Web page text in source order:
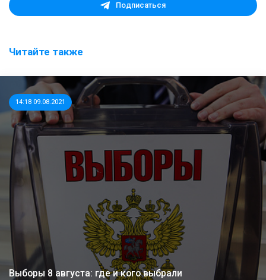
Подписаться
Читайте также
14:18 09.08.2021
Выборы 8 августа: где и кого выбрали